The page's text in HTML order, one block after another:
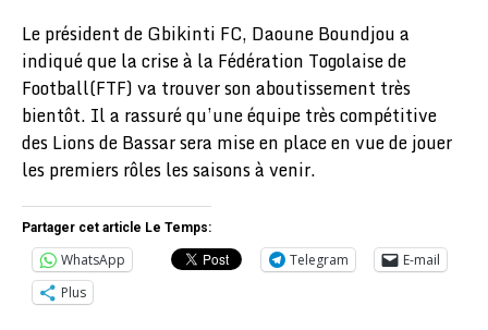
Le président de Gbikinti FC, Daoune Boundjou a
indiqué que la crise à la Fédération Togolaise de
Football(FTF) va trouver son aboutissement très
bientôt. Il a rassuré qu’une équipe très compétitive
des Lions de Bassar sera mise en place en vue de jouer
les premiers rôles les saisons à venir.
Partager cet article Le Temps:
WhatsApp Telegram
E-mail
Plus